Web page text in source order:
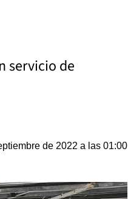
servicio de
de 2022 a las 01:00